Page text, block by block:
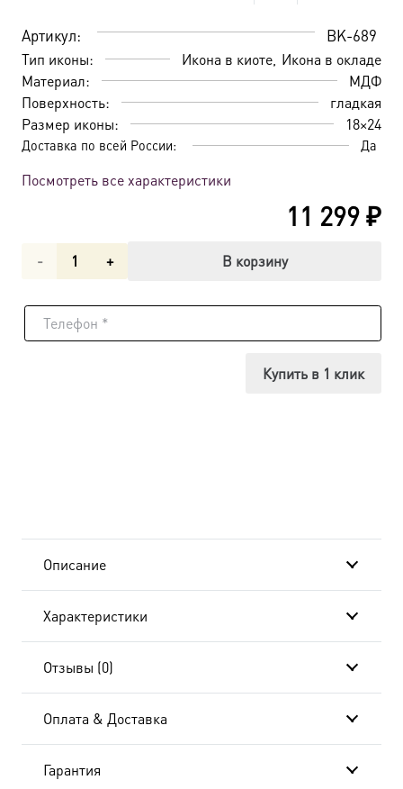
Артикул: BK-689
Тип иконы: Икона в киоте Икона в окладе
Материал:
МДФ
Поверхность:
гладкая
Размер иконы:
18×24
Доставка по всей России: Да
Посмотреть все характеристики
11 299₽
Количество
Икона
и
киоте
24х30
В корзину
Купить в 1 клик
Описание
Характеристики
Отзывы (0)
Оплата & Доставка
Гарантия